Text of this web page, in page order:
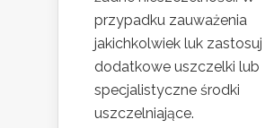
przypadku zauważenia
jakichkolwiek luk zastosuj
dodatkowe uszczelki lub
specjalistyczne środki
uszczelniające.